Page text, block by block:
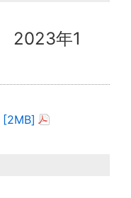
2023年1
[2MB]